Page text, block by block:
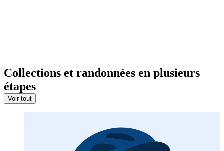
Collections et randonnées en plusieurs
étapes
Voir tout